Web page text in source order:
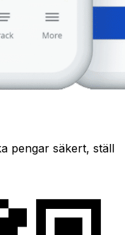
pengar säkert, ställ